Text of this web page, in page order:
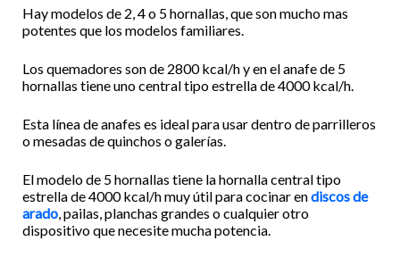
Hay modelos de 2, 4 o 5 hornallas, que son mucho mas
potentes que los modelos familiares.
Los quemadores son de 2800 kcal/h y en el anafe de 5
hornallas tiene uno central tipo estrella de 4000 kcal/h.
Esta línea de anafes es ideal para usar dentro de parrilleros
o mesadas de quinchos o galerías.
El modelo de 5 hornallas tiene la hornalla central tipo
estrella de 4000 kcal/h muy útil para cocinar endiscos de
arado , pailas, planchas grandes o cualquier otro
dispositivo que necesite mucha potencia.